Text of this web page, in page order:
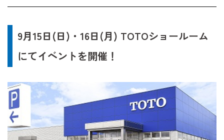
9月15日(日)・16日(月) TOTOショールーム
にてイベントを開催！